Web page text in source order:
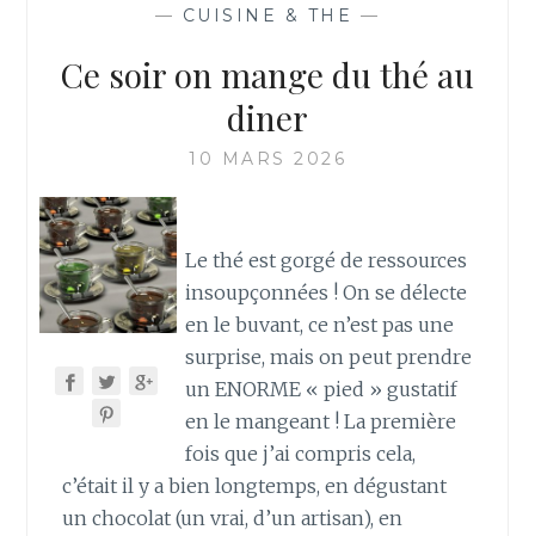
— CUISINE & THE —
Ce soir on mange du thé au
diner
10 MARS 2026
Le thé est gorgé de ressources
insoupçonnées ! On se délecte
en le buvant, ce n’est pas une
surprise, mais on peut prendre
un ENORME « pied » gustatif
en le mangeant ! La première
fois que j’ai compris cela,
c’était il y a bien longtemps, en dégustant
un chocolat (un vrai, d’un artisan), en